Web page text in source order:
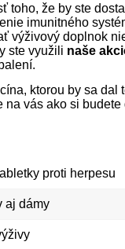
toho, že by ste
imunitného
výživový doplnok
ste využili naše
ktorou by sa
vás ako si
proti herpesu
aj dámy